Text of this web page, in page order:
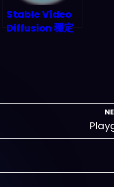
Stable Video
Diffusion 穩定